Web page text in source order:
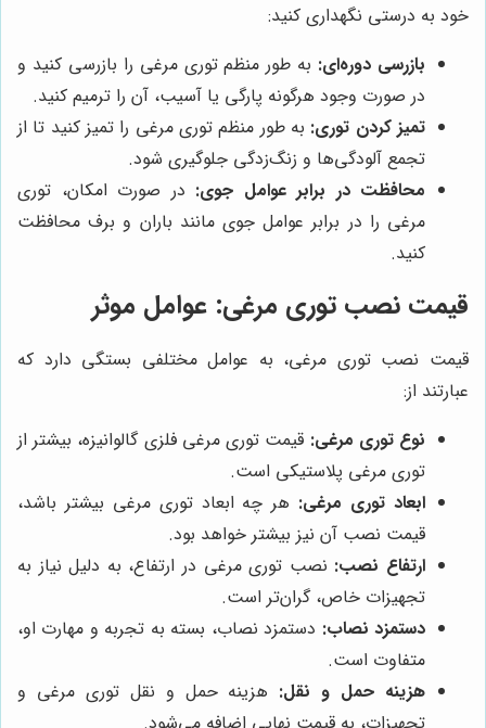
خود به درستی نگهداری کنید:
بازرسی دوره‌ای: به طور منظم توری مرغی را بازرسی کنید و
در صورت وجود هرگونه پارگی یا آسیب، آن را ترمیم کنید.
تمیز کردن توری: به طور منظم توری مرغی را تمیز کنید تا از
تجمع آلودگی‌ها و زنگ‌زدگی جلوگیری شود.
محافظت در برابر عوامل جوی: در صورت امکان، توری
مرغی را در برابر عوامل جوی مانند باران و برف محافظت
کنید.
قیمت نصب توری مرغی: عوامل موثر
قیمت نصب توری مرغی، به عوامل مختلفی بستگی دارد که
عبارتند از:
نوع توری مرغی: قیمت توری مرغی فلزی گالوانیزه، بیشتر از
توری مرغی پلاستیکی است.
ابعاد توری مرغی: هر چه ابعاد توری مرغی بیشتر باشد،
قیمت نصب آن نیز بیشتر خواهد بود.
ارتفاع نصب: نصب توری مرغی در ارتفاع، به دلیل نیاز به
تجهیزات خاص، گران‌تر است.
دستمزد نصاب: دستمزد نصاب، بسته به تجربه و مهارت او،
متفاوت است.
هزینه حمل و نقل: هزینه حمل و نقل توری مرغی و